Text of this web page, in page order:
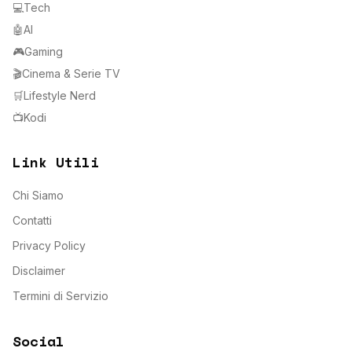
💻Tech
🤖AI
🎮Gaming
🎬Cinema & Serie TV
🛒Lifestyle Nerd
📺Kodi
Link Utili
Chi Siamo
Contatti
Privacy Policy
Disclaimer
Termini di Servizio
Social